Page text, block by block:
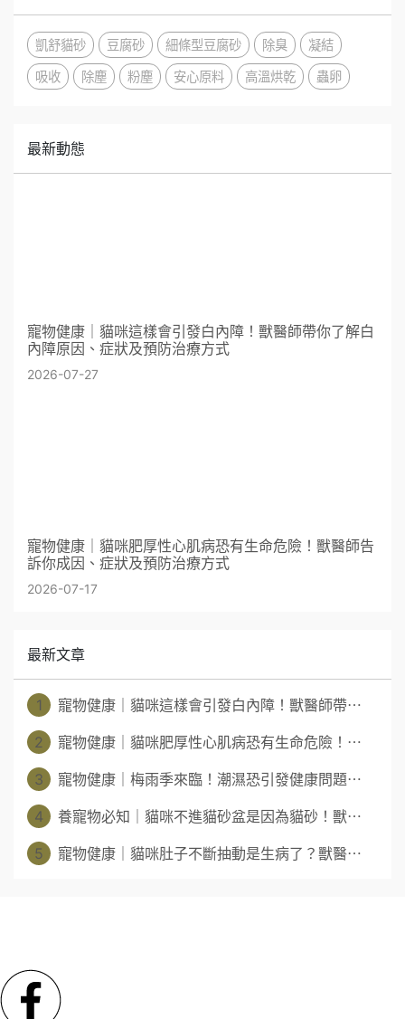
凱舒貓砂 豆腐砂 細條型豆腐砂 除臭 凝結
吸收 除塵 粉塵 安心原料 高溫烘乾 蟲卵
最新動態
寵物健康｜貓咪這樣會引發白內障！獸醫師帶你了解白
內障原因、症狀及預防治療方式
2026-07-27
寵物健康｜貓咪肥厚性心肌病恐有生命危險！獸醫師告
訴你成因、症狀及預防治療方式
2026-07-17
最新文章
1 寵物健康｜貓咪這樣會引發白內障！獸醫師帶⋯
2 寵物健康｜貓咪肥厚性心肌病恐有生命危險！⋯
3 寵物健康｜梅雨季來臨！潮濕恐引發健康問題⋯
4 養寵物必知｜貓咪不進貓砂盆是因為貓砂！獸⋯
5 寵物健康｜貓咪肚子不斷抽動是生病了？獸醫⋯